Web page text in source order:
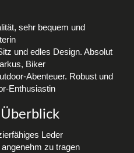
sehr bequem und
und edles Design. Absolut
Biker
Abenteuer. Robust und
Enthusiastin
Leder
zu tragen